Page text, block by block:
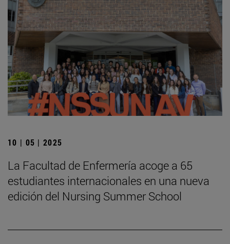
10 | 05 | 2025
La Facultad de Enfermería acoge a 65
estudiantes internacionales en una nueva
edición del Nursing Summer School